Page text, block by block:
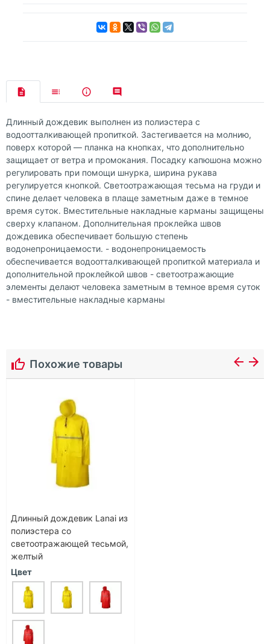
Длинный дождевик выполнен из полиэстера с
водоотталкивающей пропиткой. Застегивается на молнию,
поверх которой — планка на кнопках, что дополнительно
защищает от ветра и промокания. Посадку капюшона можно
регулировать при помощи шнурка, ширина рукава
регулируется кнопкой. Светоотражающая тесьма на груди и
спине делает человека в плаще заметным даже в темное
время суток. Вместительные накладные карманы защищены
сверху клапаном. Дополнительная проклейка швов
дождевика обеспечивает большую степень
водонепроницаемости. - водонепроницаемость
обеспечивается водоотталкивающей пропиткой материала и
дополнительной проклейкой швов - светоотражающие
элементы делают человека заметным в темное время суток
- вместительные накладные карманы
Похожие товары
Длинный дождевик Lanai из
полиэстера со
светоотражающей тесьмой,
желтый
Цвет